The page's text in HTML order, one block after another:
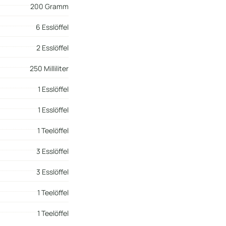
200 Gramm
6 Esslöffel
2 Esslöffel
250 Milliliter
1 Esslöffel
1 Esslöffel
1 Teelöffel
3 Esslöffel
3 Esslöffel
1 Teelöffel
1 Teelöffel